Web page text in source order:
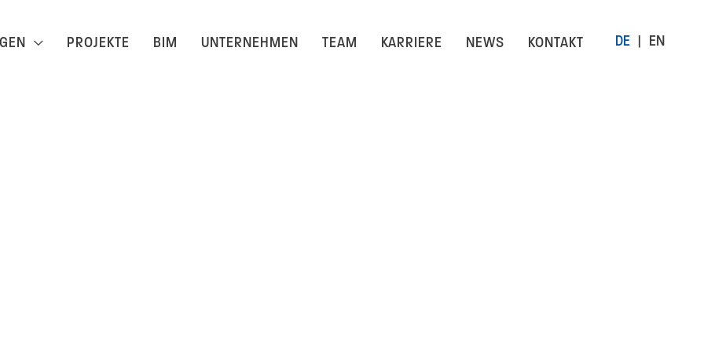
PROJEKTE BIM UNTERNEHMEN TEAM KARRIERE NEWS KONTAKT DE EN